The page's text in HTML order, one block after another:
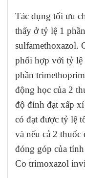
Tác dụng tối ưu
thấy ở tỷ lệ 1
sulfamethoxazol.
phối hợp với tỷ lệ
phần
động học của 2
độ đỉnh đạt xấp
có đạt được tỷ lệ
và nếu cả 2
đóng góp của
Co trimoxazol